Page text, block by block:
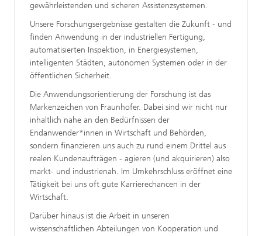
gewährleistenden und sicheren Assistenzsystemen.
Unsere Forschungsergebnisse gestalten die Zukunft - und
finden Anwendung in der industriellen Fertigung,
automatisierten Inspektion, in Energiesystemen,
intelligenten Städten, autonomen Systemen oder in der
öffentlichen Sicherheit.
Die Anwendungsorientierung der Forschung ist das
Markenzeichen von Fraunhofer. Dabei sind wir nicht nur
inhaltlich nahe an den Bedürfnissen der
Endanwender*innen in Wirtschaft und Behörden,
sondern finanzieren uns auch zu rund einem Drittel aus
realen Kundenaufträgen - agieren (und akquirieren) also
markt- und industrienah. Im Umkehrschluss eröffnet eine
Tätigkeit bei uns oft gute Karrierechancen in der
Wirtschaft.
Darüber hinaus ist die Arbeit in unseren
wissenschaftlichen Abteilungen von Kooperation und